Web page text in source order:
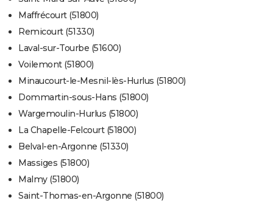
Maffrécourt (51800)
Remicourt (51330)
Laval-sur-Tourbe (51600)
Voilemont (51800)
Minaucourt-le-Mesnil-lès-Hurlus (51800)
Dommartin-sous-Hans (51800)
Wargemoulin-Hurlus (51800)
La Chapelle-Felcourt (51800)
Belval-en-Argonne (51330)
Massiges (51800)
Malmy (51800)
Saint-Thomas-en-Argonne (51800)